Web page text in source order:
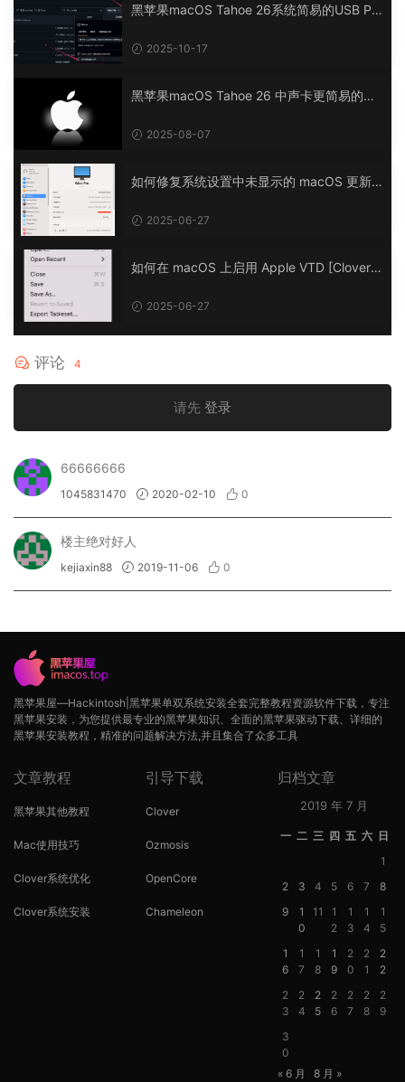
黑苹果macOS Tahoe 26系统简易的USB PO
2025-10-17
黑苹果macOS Tahoe 26 中声卡更简易的驱
2025-08-07
如何修复系统设置中未显示的 macOS 更新 -
2025-06-27
如何在 macOS 上启用 Apple VTD [Clover/
2025-06-27
评论 4
请先 登录
66666666
1045831470 2020-02-10 0
楼主绝对好人
kejiaxin88 2019-11-06 0
黑苹果屋—Hackintosh|黑苹果单双系统安装全套完整教程资源软件下载，专注
黑苹果安装，为您提供最专业的黑苹果知识、全面的黑苹果驱动下载、详细的
黑苹果安装教程，精准的问题解决方法,并且集合了众多工具
文章教程
黑苹果其他教程
Mac使用技巧
Clover系统优化
Clover系统安装
引导下载
Clover
Ozmosis
OpenCore
Chameleon
归档文章
2019 年 7 月
一 二 三 四 五 六 日
1
2
3 4 5 6 7
8
9
1
0
11
1
2
1
3
1
4
1
5
1
6
1
7
1
8
1
9
2
0
2
1
2
2
2
3
2
4
2
5
2
6
2
7
2
8
2
9
3
0
« 6 月
8 月 »